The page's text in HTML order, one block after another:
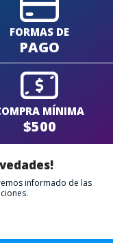
FORMAS DE
PAGO
MÍNIMA
$500
informado de las